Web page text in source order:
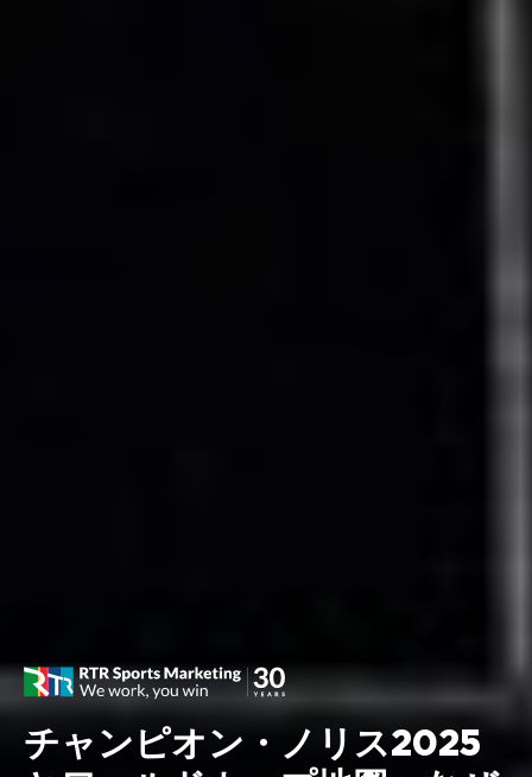
チャンピオン・ノリス2025